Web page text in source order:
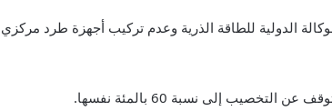
الدولية للطاقة الذرية وعدم تركيب أجهزة طرد
عن التخصيب إلى نسبة 60 بالمئة نفسها.